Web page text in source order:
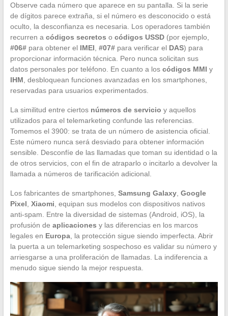
Observe cada número que aparece en su pantalla. Si la serie
de dígitos parece extraña, si el número es desconocido o está
oculto, la desconfianza es necesaria. Los operadores también
recurren a códigos secretos o códigos USSD(por ejemplo,
#06#para obtener el IMEI #07#para verificar el DAS) para
proporcionar información técnica. Pero nunca solicitan sus
datos personales por teléfono. En cuanto a los códigos MMI y
IHM , desbloquean funciones avanzadas en los smartphones,
reservadas para usuarios experimentados.
La similitud entre ciertos números de servicio y aquellos
utilizados para el telemarketing confunde las referencias.
Tomemos el 3900: se trata de un número de asistencia oficial.
Este número nunca será desviado para obtener información
sensible. Desconfíe de las llamadas que toman su identidad o la
de otros servicios, con el fin de atraparlo o incitarlo a devolver la
llamada a números de tarificación adicional.
Los fabricantes de smartphones, Samsung Galaxy, Google
Pixel Xiaomi , equipan sus modelos con dispositivos nativos
anti-spam. Entre la diversidad de sistemas (Android, iOS), la
profusión de aplicaciones y las diferencias en los marcos
legales en Europa, la protección sigue siendo imperfecta. Abrir
la puerta a un telemarketing sospechoso es validar su número y
arriesgarse a una proliferación de llamadas. La indiferencia a
menudo sigue siendo la mejor respuesta.